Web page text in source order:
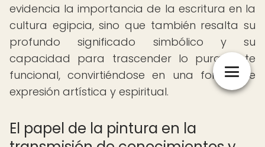
evidencia la importancia de la escritura en la
cultura egipcia, sino que también resalta su
profundo significado simbólico y su
capacidad para trascender lo puramente
funcional, convirtiéndose en una forma de
expresión artística y espiritual.
El papel de la pintura en la